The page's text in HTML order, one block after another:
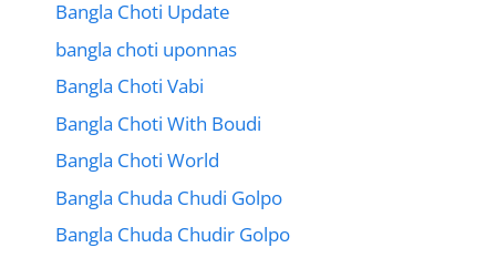
Bangla Choti Update
bangla choti uponnas
Bangla Choti Vabi
Bangla Choti With Boudi
Bangla Choti World
Bangla Chuda Chudi Golpo
Bangla Chuda Chudir Golpo